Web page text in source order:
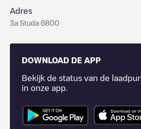
Adres
3a Studa 6800
DOWNLOAD DE APP
Bekijk de status van de
in onze app.